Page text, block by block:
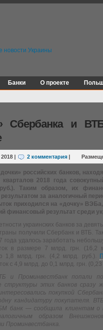
Банки О проекте
Сбербанка и
| 2 комментария |
российских банков,
кварталов 2018 года
Таким образом, их
за аналогичный
приходился на «дочку»
финансовый результат среди
украинских банков за
получили Сбербанк и ВТБ.
года удалось заработать
в размере 7 млрд. грн. (16,2
1,8 млрд. грн. (4,2 млрд. руб.).
с 4,9 млрд. до 0,1 млрд. грн.
и Проминвестбанк попали
структуры этих банков сразу
покупкой
кандидатуру покупателя.
банк — сообщила клиентам о
образом
Проминвестбанка.